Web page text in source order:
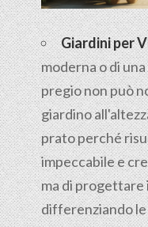
Giardini per
moderna o di
pregio non può
giardino
prato perché
impeccabile e
ma di progettare
differenziando